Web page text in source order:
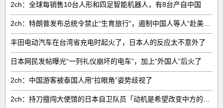
2ch：全球每销售‌10台人形和四足智能机器人‌，有‌8台‌产自中国
丰田电动汽车在台湾省充电时起火了，日本人的反应太不意外了
日本网民发帖曝光“一列礼仪崩坏的电车”，加上“外国人”后火了
2ch：中国游客被泰国人用“拉眼角”姿势歧视了